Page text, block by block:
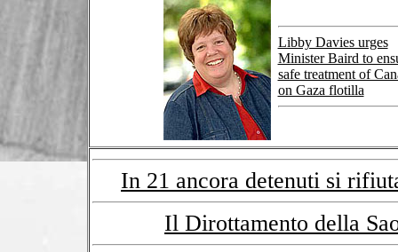
Libby Davies urges
Minister Baird to
safe treatment of
on Gaza flotilla
In 21 ancora detenuti si
Il Dirottamento della